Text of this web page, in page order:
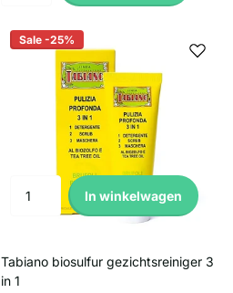
Sale -25%
In winkelwagen
Tabiano biosulfur gezichtsreiniger 3
in 1